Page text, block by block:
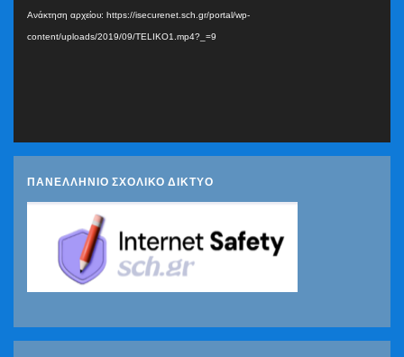
Ανάκτηση αρχείου: https://isecurenet.sch.gr/portal/wp-
content/uploads/2019/09/TELIKO1.mp4?_=9
ΠΑΝΕΛΛΗΝΙΟ ΣΧΟΛΙΚΟ ΔΙΚΤΥΟ